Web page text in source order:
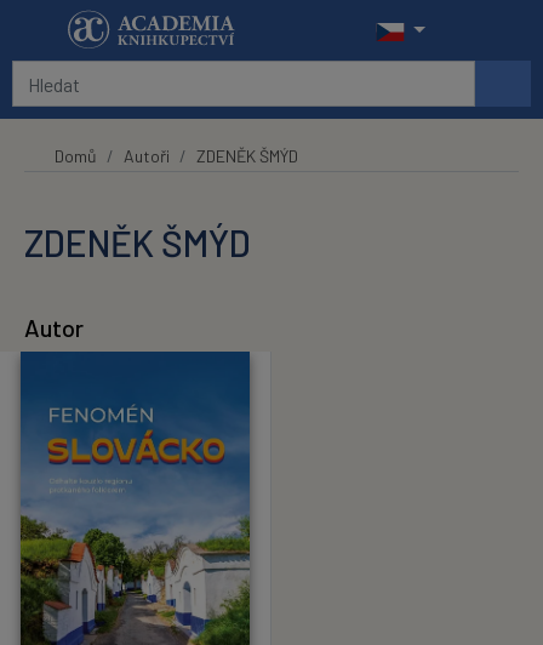
Přeskočit na hlavní obsah
Domů Autoři ZDENĚK ŠMÝD
ZDENĚK ŠMÝD
Autor